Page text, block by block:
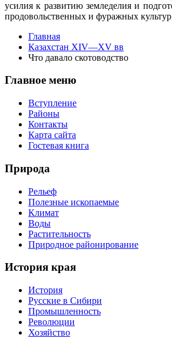
усилия к развитию земледелия и
продовольственных и фуражных
Главная
Казахстан XIV—XV вв
Что давало скотоводство
Главное меню
Вступление
Районы
Контакты
Карта сайта
Гостевая книга
Природа
Рельеф
Полезные ископаемые
Климат
Воды
Растительность
Природное районирование
История края
История
Русские в Сибири
Промышленность
Революции
Хозяйство